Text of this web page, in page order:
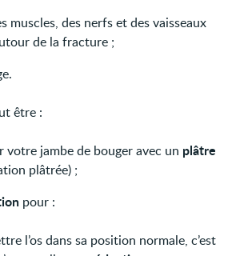
muscles, des nerfs et des vaisseaux
de la fracture ;
être :
votre jambe de bouger avec un plâtre
plâtrée) ;
pour :
l’os dans sa position normale, c’est